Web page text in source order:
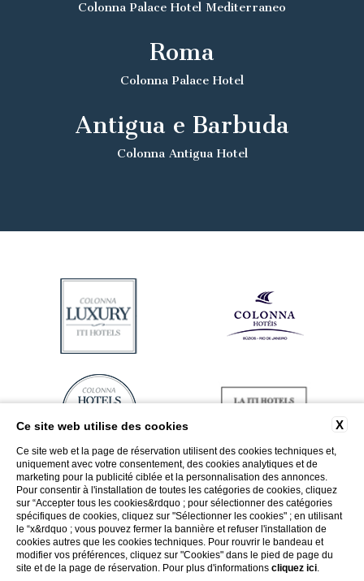
Colonna Palace Hotel Mediterraneo
Roma
Colonna Palace Hotel
Antigua e Barbuda
Colonna Antigua Hotel
X
Ce site web utilise des cookies
Ce site web et la page de réservation utilisent des cookies techniques et,
uniquement avec votre consentement, des cookies analytiques et de
marketing pour la publicité ciblée et la personnalisation des annonces.
Pour consentir à l'installation de toutes les catégories de cookies, cliquez
sur “Accepter tous les cookies&rdquo ; pour sélectionner des catégories
spécifiques de cookies, cliquez sur "Sélectionner les cookies" ; en utilisant
le “x&rdquo ; vous pouvez fermer la bannière et refuser l'installation de
cookies autres que les cookies techniques. Pour rouvrir le bandeau et
modifier vos préférences, cliquez sur "Cookies" dans le pied de page du
site et de la page de réservation. Pour plus d'informations cliquez ici.